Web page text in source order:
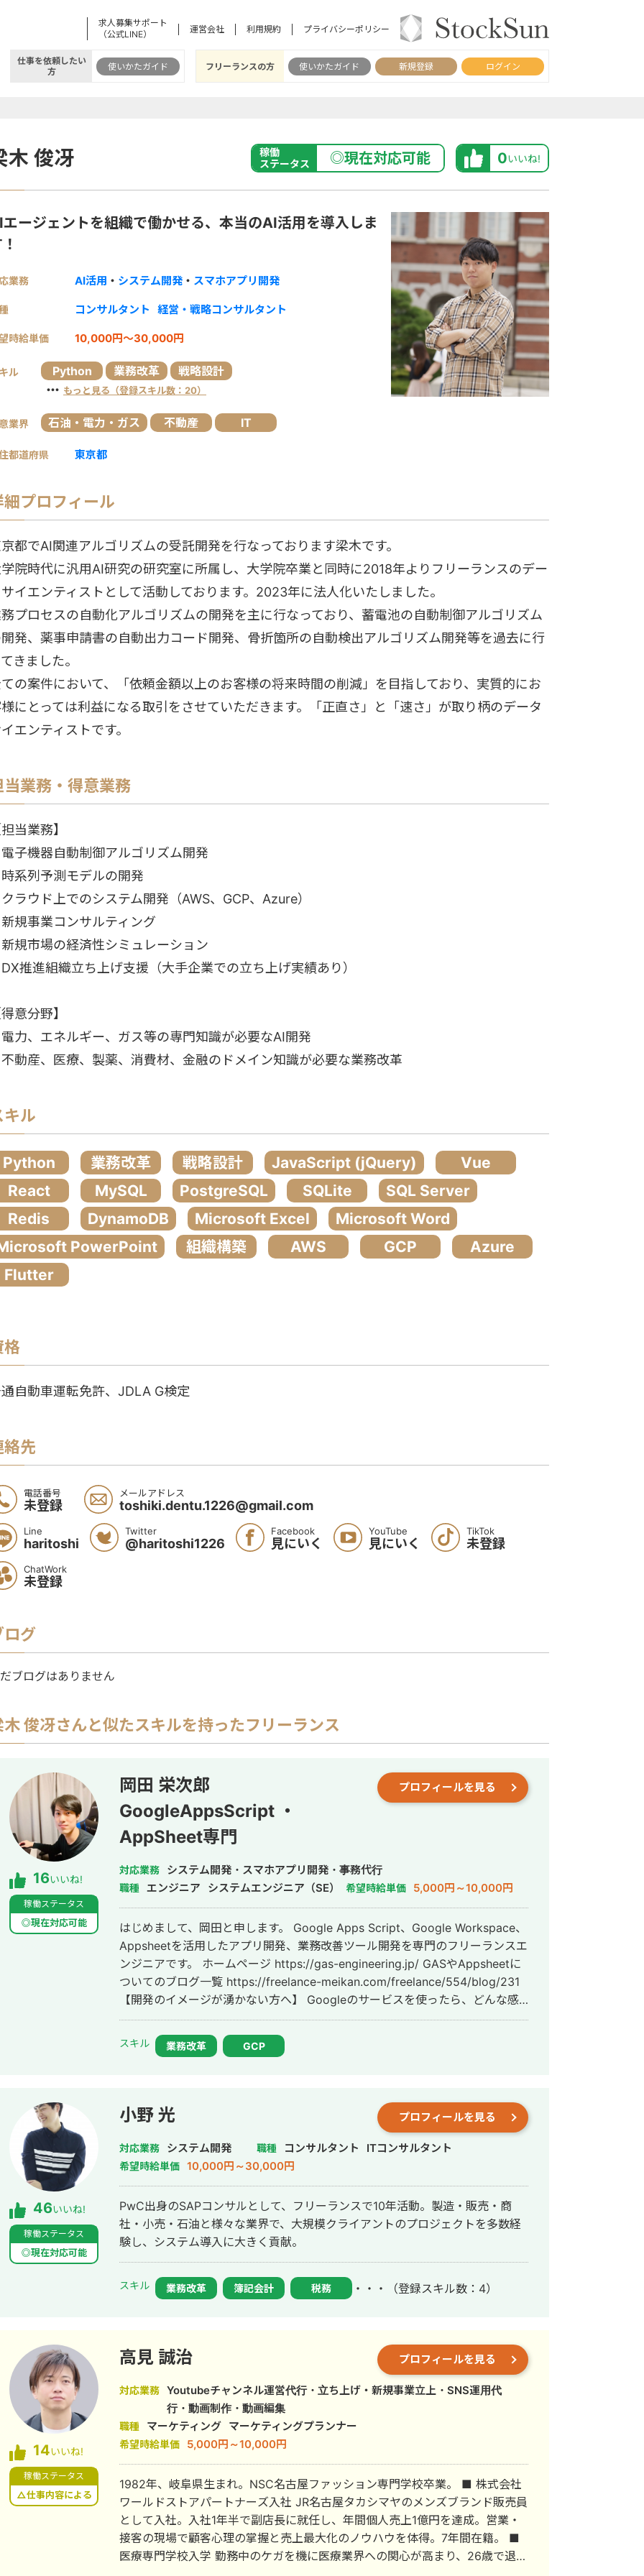
求人募集サポート
（公式LINE）
運営会社 利用規約 プライバシーポリシー
仕事を依頼したい
方
使いかたガイド フリーランスの方 使いかたガイド 新規登録 ログイン
木 俊冴
稼働
ステータス
◎現在対応可能 0いいね!
ージェントを組織で働かせる、本当のAI活用を導入しま
業務 AI活用 ・ システム開発 ・ スマホアプリ開発
コンサルタント 経営・戦略コンサルタント
時給単価 10,000円～30,000円
ル Python 業務改革 戦略設計
・・・ もっと見る（登録スキル数：20）
業界 石油・電力・ガス 不動産 IT
都道府県 東京都
細プロフィール
都でAI関連アルゴリズムの受託開発を行なっております梁木です。
院時代に汎用AI研究の研究室に所属し、大学院卒業と同時に2018年よりフリーランスのデー
イエンティストとして活動しております。2023年に法人化いたしました。
プロセスの自動化アルゴリズムの開発を主に行なっており、蓄電池の自動制御アルゴリズム
発、薬事申請書の自動出力コード開発、骨折箇所の自動検出アルゴリズム開発等を過去に行
きました。
の案件において、「依頼金額以上のお客様の将来時間の削減」を目指しており、実質的にお
にとっては利益になる取引をさせていただきます。「正直さ」と「速さ」が取り柄のデータ
エンティストです。
当業務・得意業務
当業務】
子機器自動制御アルゴリズム開発
系列予測モデルの開発
ラウド上でのシステム開発（AWS、GCP、Azure）
規事業コンサルティング
規市場の経済性シミュレーション
推進組織立ち上げ支援（大手企業での立ち上げ実績あり）
意分野】
力、エネルギー、ガス等の専門知識が必要なAI開発
動産、医療、製薬、消費材、金融のドメイン知識が必要な業務改革
キル
Python 業務改革 戦略設計 JavaScript (jQuery)
Vue
React
MySQL PostgreSQL SQLite
SQL Server
Redis
DynamoDB Microsoft Excel
Microsoft Word
PowerPoint
組織構築 AWS GCP
Azure
Flutter
格
自動車運転免許、JDLA G検定
絡先
電話番号
未登録
メールアドレス
toshiki.dentu.1226@gmail.com
Line
haritoshi
Twitter
@haritoshi1226
Facebook
見にいく
YouTube
見にいく
TikTok
未登録
ChatWork
未登録
ログ
ブログはありません
木 俊冴さんと似たスキルを持ったフリーランス
16いいね!
稼働ステータス
◎現在対応可能
岡田 栄次郎
GoogleAppsScript ・
AppSheet専門
プロフィールを見る
対応業務 システム開発・スマホアプリ開発・事務代行
職種 エンジニア システムエンジニア（SE） 希望時給単価 5,000円～10,000円
はじめまして、岡田と申します。 Google Apps Script、Google Workspace、
Appsheetを活用したアプリ開発、業務改善ツール開発を専門のフリーランスエ
ンジニアです。 ホームページ https://gas-engineering.jp/ GASやAppsheetに
ついてのブログ一覧 https://freelance-meikan.com/freelance/554/blog/231
【開発のイメージが湧かない方へ】 Googleのサービスを使ったら、どんな感
じに開発できるのかイメージが湧かないという方も大歓迎！ フワッとしたイメ
ージでも良いので「こんなことをしたい」という内容を伝えて頂ければ、その
内容を実現するための方法を具体的に提案させて頂きます。 一度ビデオ会議で
れば利用可能なので月々にかかる費用が0円です。GASによる開発は、長期的に
みて非常にお得です。 ★開発コストが低い Google WorkSpaceを元に開発す
るので、作業量が少なく済み、その分コストを抑えることができます。 ★他の
Googleサービスとの連携ができるので自由度が高い Google WorkSpace間の
の効率化に貢献することが可能です。是非宜しくお願い致します。 【無料ヒア
リング】 ★無料ヒアリング予約フォーム★
https://forms.gle/f7DVaUkwYAMdyMxf7
スキル 業務改革 GCP
46いいね!
稼働ステータス
◎現在対応可能
小野 光 プロフィールを見る
対応業務 システム開発 職種 コンサルタント ITコンサルタント
希望時給単価 10,000円～30,000円
PwC出身のSAPコンサルとして、フリーランスで10年活動。製造・販売・商
社・小売・石油と様々な業界で、大規模クライアントのプロジェクトを多数経
験し、システム導入に大きく貢献。
スキル 業務改革 簿記会計 税務 ・・・ （登録スキル数：4）
14いいね!
稼働ステータス
△仕事内容による
高見 誠治 プロフィールを見る
対応業務 Youtubeチャンネル運営代行・立ち上げ・新規事業立上・SNS運用代
行・動画制作・動画編集
職種 マーケティング マーケティングプランナー
希望時給単価 5,000円～10,000円
1982年、岐阜県生まれ。NSC名古屋ファッション専門学校卒業。 ■ 株式会社
ワールドストアパートナーズ入社 JR名古屋タカシマヤのメンズブランド販売員
として入社。入社1年半で副店長に就任し、年間個人売上1億円を達成。営業・
接客の現場で顧客心理の掌握と売上最大化のノウハウを体得。7年間在籍。 ■
医療専門学校入学 勤務中のケガを機に医療業界への関心が高まり、26歳で退